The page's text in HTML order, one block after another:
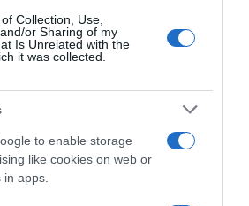
Collection, Use,
or Sharing of my
Is Unrelated with the
it was collected.
to enable storage
like cookies on web or
apps.
τις καταγγελίες
και αποζημίωσή της
κυκλώνα" ο πρόεδρος της FIFA